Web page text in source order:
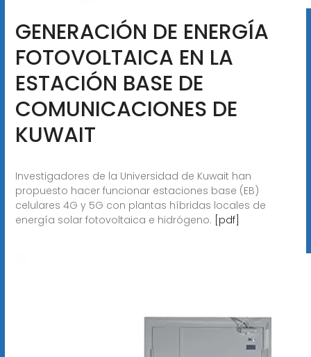
GENERACIÓN DE ENERGÍA
FOTOVOLTAICA EN LA
ESTACIÓN BASE DE
COMUNICACIONES DE
KUWAIT
Investigadores de la Universidad de Kuwait han
propuesto hacer funcionar estaciones base (EB)
celulares 4G y 5G con plantas híbridas locales de
energía solar fotovoltaica e hidrógeno. [pdf]